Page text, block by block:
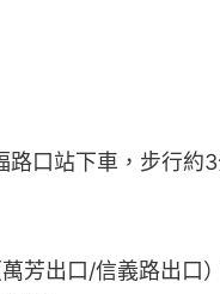
口站下車，步行約
芳出口/信義路出